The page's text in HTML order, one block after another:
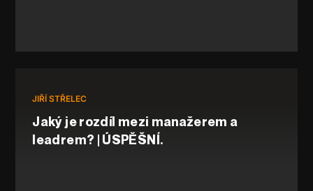
JIŘÍ STŘELEC
Jaký je rozdíl mezi manažerem a
leadrem? | ÚSPĚŠNÍ.